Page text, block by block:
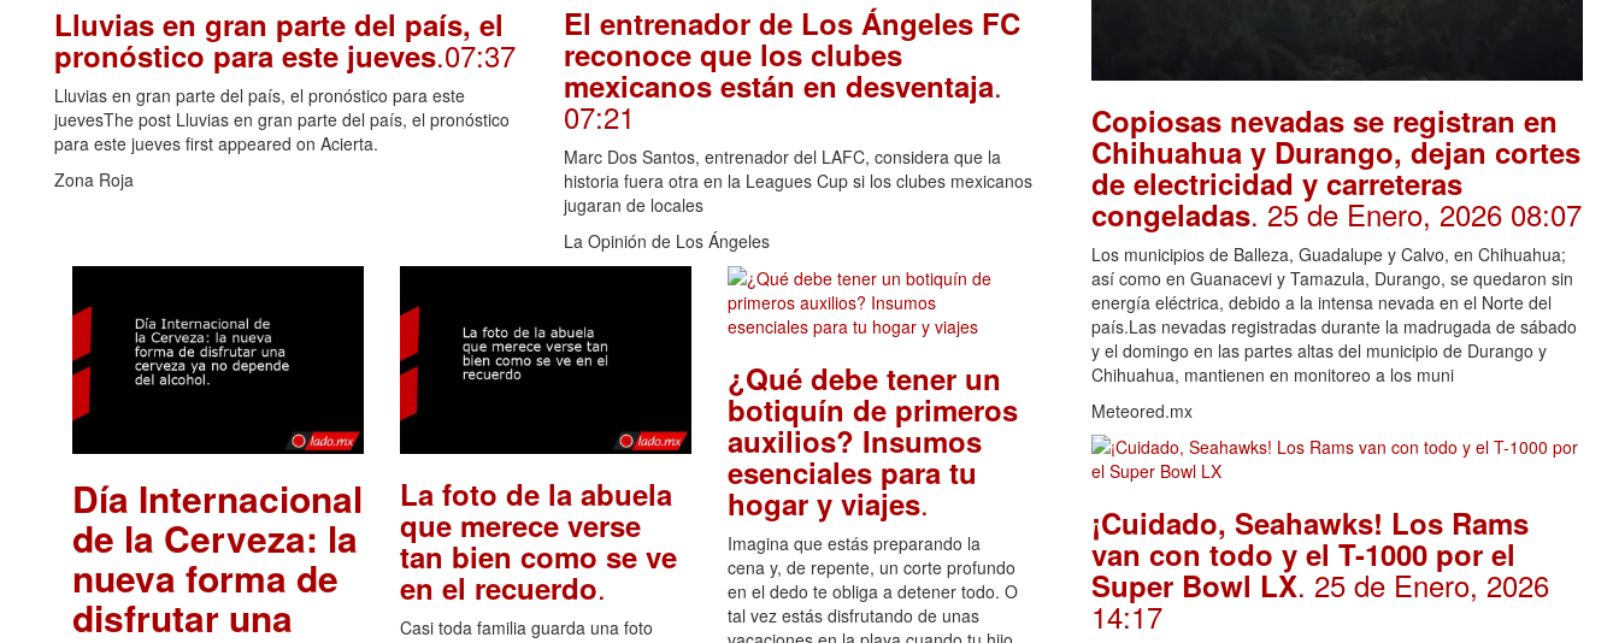
Lluvias en gran parte del país, el
pronóstico para este jueves.07:37
Lluvias en gran parte del país, el pronóstico para este
juevesThe post Lluvias en gran parte del país, el pronóstico
para este jueves first appeared on Acierta.
Zona Roja
El entrenador de Los Ángeles FC
reconoce que los clubes
mexicanos están en desventaja.
07:21
Marc Dos Santos, entrenador del LAFC, considera que la
historia fuera otra en la Leagues Cup si los clubes mexicanos
jugaran de locales
La Opinión de Los Ángeles
Día Internacional
de la Cerveza: la
nueva forma de
disfrutar una
La foto de la abuela
que merece verse
tan bien como se ve
en el recuerdo.
Casi toda familia guarda una foto
¿Qué debe tener un
botiquín de primeros
auxilios? Insumos
esenciales para tu
hogar y viajes.
Imagina que estás preparando la
cena y, de repente, un corte profundo
en el dedo te obliga a detener todo. O
tal vez estás disfrutando de unas
Copiosas nevadas se registran en
Chihuahua y Durango, dejan cortes
de electricidad y carreteras
congeladas. 25 de Enero, 2026 08:07
Los municipios de Balleza, Guadalupe y Calvo, en Chihuahua;
así como en Guanacevi y Tamazula, Durango, se quedaron sin
energía eléctrica, debido a la intensa nevada en el Norte del
país.Las nevadas registradas durante la madrugada de sábado
y el domingo en las partes altas del municipio de Durango y
Chihuahua, mantienen en monitoreo a los muni
Meteored.mx
¡Cuidado, Seahawks! Los Rams
van con todo y el T-1000 por el
Super Bowl LX. 25 de Enero, 2026
14:17